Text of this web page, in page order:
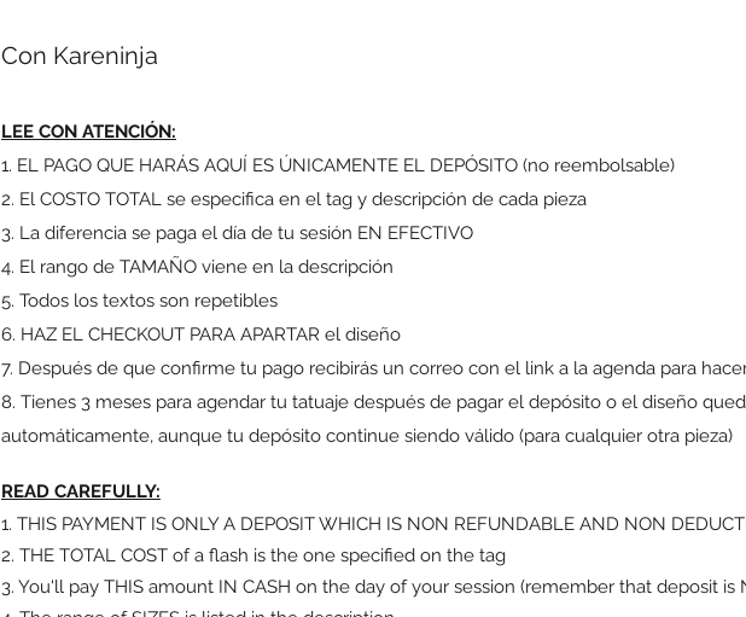
Con Kareninja
LEE CON ATENCIÓN:
1. EL PAGO QUE HARÁS AQUÍ ES ÚNICAMENTE EL DEPÓSITO (no reembolsable)
2. El COSTO TOTAL se especifica en el tag y descripción de cada pieza
3. La diferencia se paga el día de tu sesión EN EFECTIVO
4. El rango de TAMAÑO viene en la descripción
5. Todos los textos son repetibles
6. HAZ EL CHECKOUT PARA APARTAR el diseño
7. Después de que confirme tu pago recibirás un correo con el link a la agenda para
8. Tienes 3 meses para agendar tu tatuaje después de pagar el depósito o el diseño
automáticamente, aunque tu depósito continue siendo válido (para cualquier otra pieza)
READ CAREFULLY:
​1. THIS PAYMENT IS ONLY A DEPOSIT WHICH IS NON REFUNDABLE AND NON
2. THE TOTAL COST of a flash is the one specified on the tag
3. You'll pay THIS amount IN CASH on the day of your session (remember that deposit is